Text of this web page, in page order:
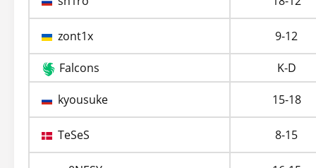
zont1x 9-12
Falcons K-D
kyousuke 15-18
TeSeS 8-15